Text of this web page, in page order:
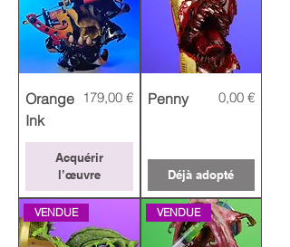
Orange
Ink
Prix
179,00 €
Acquérir
l’œuvre
Penny Prix
0,00 €
Déjà adopté
VENDUE VENDUE